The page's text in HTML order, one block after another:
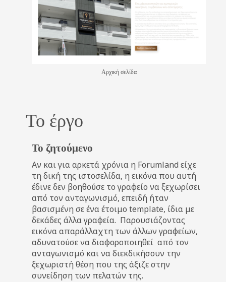
Αρχική σελίδα
Το έργο
Το ζητούμενο
Αν και για αρκετά χρόνια η Forumland είχε
τη δική της ιστοσελίδα, η εικόνα που αυτή
έδινε δεν βοηθούσε το γραφείο να ξεχωρίσει
από τον ανταγωνισμό, επειδή ήταν
βασισμένη σε ένα έτοιμο template, ίδια με
δεκάδες άλλα γραφεία. Παρουσιάζοντας
εικόνα απαράλλαχτη των άλλων γραφείων,
αδυνατούσε να διαφοροποιηθεί από τον
ανταγωνισμό και να διεκδικήσουν την
ξεχωριστή θέση που της άξιζε στην
συνείδηση των πελατών της.